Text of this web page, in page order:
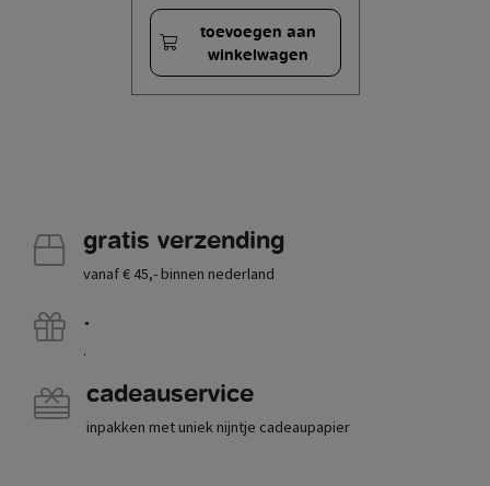
toevoegen aan
winkelwagen
gratis verzending
vanaf € 45,- binnen nederland
.
.
cadeauservice
inpakken met uniek nijntje cadeaupapier